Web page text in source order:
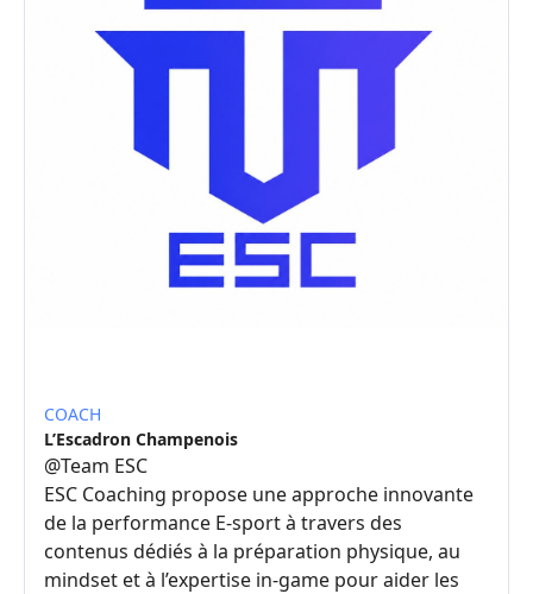
COACH
L’Escadron Champenois
@Team ESC
ESC Coaching propose une approche innovante
de la performance E-sport à travers des
contenus dédiés à la préparation physique, au
mindset et à l’expertise in-game pour aider les